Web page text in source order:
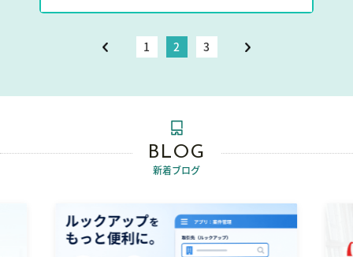
1 2 3
BLOG
新着ブログ